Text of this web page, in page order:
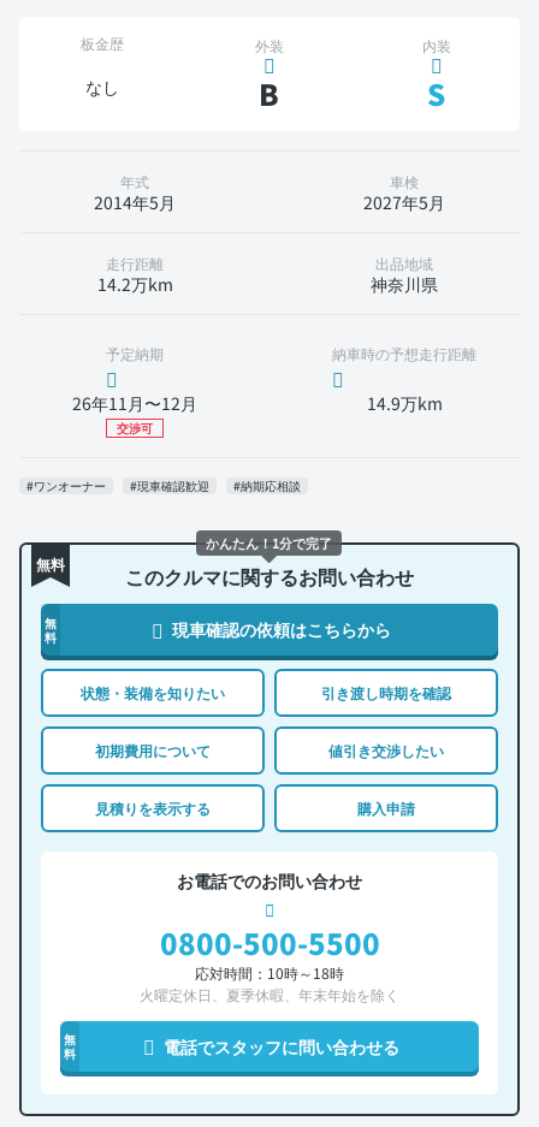
板金歴
なし
外装
B
内装
S
年式
2014年5月
車検
2027年5月
走行距離
14.2万km
出品地域
神奈川県
予定納期
26年11月〜12月
交渉可
納車時の予想走行距離
14.9万km
#ワンオーナー #現車確認歓迎 #納期応相談
無料 このクルマに関するお問い合わせ
無
料
現車確認の依頼はこちらから
状態・装備を知りたい 引き渡し時期を確認
初期費用について 値引き交渉したい
見積りを表示する 購入申請
お電話でのお問い合わせ
0800-500-5500
応対時間：10時～18時
火曜定休日、夏季休暇、年末年始を除く
無
料
電話でスタッフに問い合わせる
かんたん！1分で完了